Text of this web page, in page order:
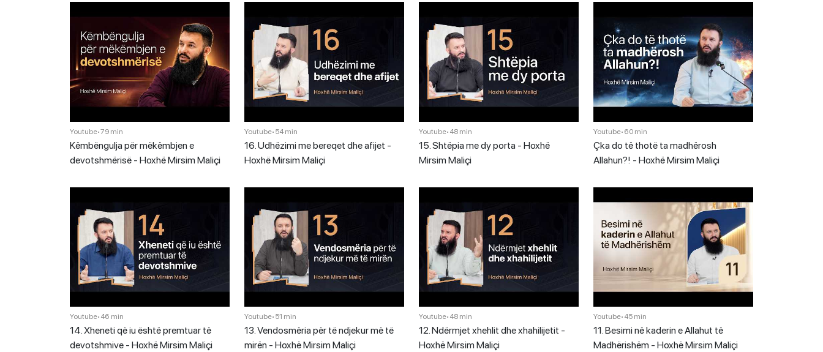
Youtube•79 min
Këmbëngulja për mëkëmbjen e
devotshmërisë - Hoxhë Mirsim Maliçi
Youtube• 54 min
16. Udhëzimi me bereqet dhe afijet -
Hoxhë Mirsim Maliçi
Youtube• 48 min
15. Shtëpia me dy porta - Hoxhë
Mirsim Maliçi
Youtube• 60 min
Çka do të thotë ta madhërosh
Allahun?! - Hoxhë Mirsim Maliçi
Youtube• 46 min
14. Xheneti që iu është premtuar të
devotshmive - Hoxhë Mirsim Maliçi
Youtube• 51 min
13. Vendosmëria për të ndjekur më të
mirën - Hoxhë Mirsim Maliçi
Youtube• 48 min
12. Ndërmjet xhehlit dhe xhahilijetit -
Hoxhë Mirsim Maliçi
Youtube• 45 min
11. Besimi në kaderin e Allahut të
Madhërishëm - Hoxhë Mirsim Maliçi